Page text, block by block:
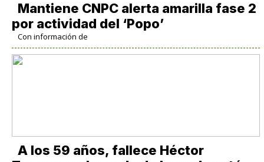
Mantiene CNPC alerta amarilla fase 2
por actividad del ‘Popo’
Con información de
A los 59 años, fallece Héctor